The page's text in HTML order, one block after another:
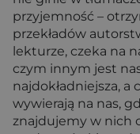
przyjemność –
przekładów
lekturze, czeka na
czym innym jest
najdokładniejsza, a
wywierają na nas,
znajdujemy w nich